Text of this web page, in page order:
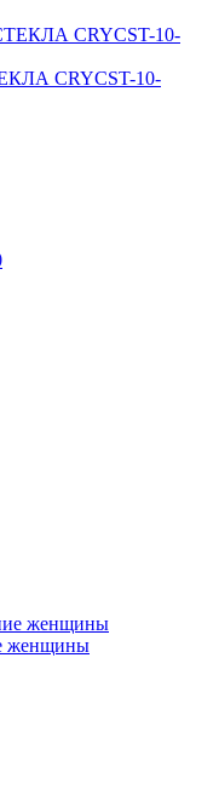
CRYCST-10-
женщины